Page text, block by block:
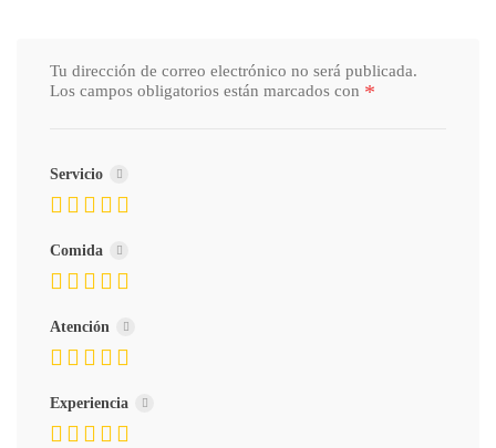
Tu dirección de correo electrónico no será publicada.
Los campos obligatorios están marcados con *
Servicio
Comida
Atención
Experiencia